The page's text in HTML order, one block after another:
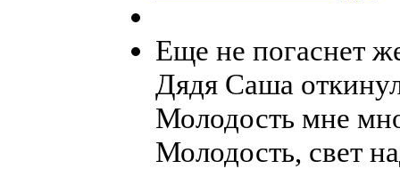
Еще не погаснет
Дядя Саша
Молодость мне
Молодость, свет